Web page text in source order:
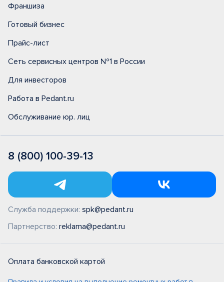
Франшиза
Готовый бизнес
Прайс-лист
Сеть сервисных центров №1 в России
Для инвесторов
Работа в Pedant.ru
Обслуживание юр. лиц
8 (800) 100-39-13
Служба поддержки: spk@pedant.ru
Партнерство: reklama@pedant.ru
Оплата банковской картой